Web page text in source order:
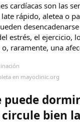
cardíacas son las
rápido, aletea o
estrés, el ejercicio,
raramente, una
en mayoclinic.org
puede
bien la